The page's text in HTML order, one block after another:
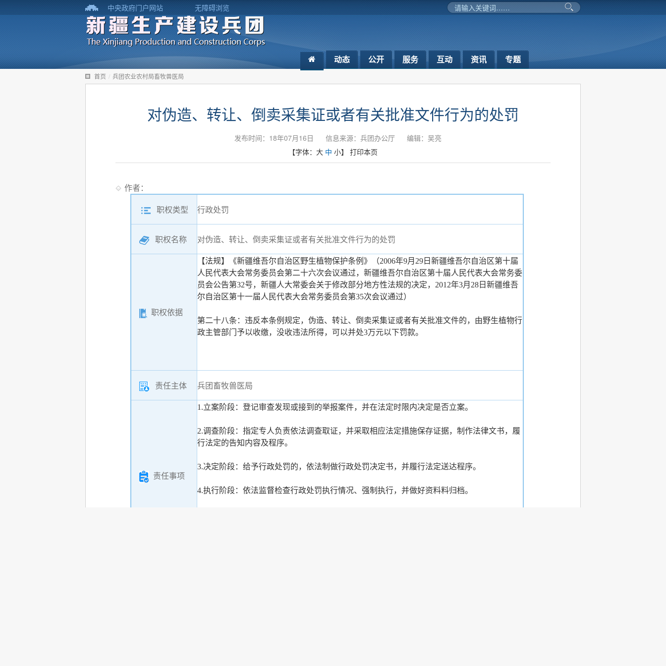
中央政府门户网站 无障碍浏览
动态 公开 服务 互动 资讯 专题
首页 / 兵团农业农村局畜牧兽医局
对伪造、转让、倒卖采集证或者有关批准文件行为的处罚
发布时间：18年07月16日 信息来源：兵团办公厅
编辑：吴亮
【字体： 大 中 小】 打印本页
作者：
职权类型 行政处罚
职权名称 对伪造、转让、倒卖采集证或者有关批准文件行为的处罚
职权依据
【法规】《新疆维吾尔自治区野生植物保护条例》（2006年9月29日新疆维吾尔自治区第十届
人民代表大会常务委员会第二十六次会议通过，新疆维吾尔自治区第十届人民代表大会常务委
员会公告第32号，新疆人大常委会关于修改部分地方性法规的决定，2012年3月28日新疆维吾
尔自治区第十一届人民代表大会常务委员会第35次会议通过）
第二十八条：违反本条例规定，伪造、转让、倒卖采集证或者有关批准文件的，由野生植物行
政主管部门予以收缴，没收违法所得，可以并处3万元以下罚款。
责任主体 兵团畜牧兽医局
责任事项
1.立案阶段：登记审查发现或接到的举报案件，并在法定时限内决定是否立案。
2.调查阶段：指定专人负责依法调查取证，并采取相应法定措施保存证据，制作法律文书，履
行法定的告知内容及程序。
3.决定阶段：给予行政处罚的，依法制做行政处罚决定书，并履行法定送达程序。
4.执行阶段：依法监督检查行政处罚执行情况、强制执行，并做好资料料归档。